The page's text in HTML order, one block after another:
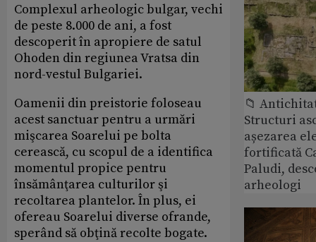
Complexul arheologic bulgar, vechi
de peste 8.000 de ani, a fost
descoperit în apropiere de satul
Ohoden din regiunea Vratsa din
nord-vestul Bulgariei.
Oamenii din preistorie foloseau
acest sanctuar pentru a urmări
mişcarea Soarelui pe bolta
cerească, cu scopul de a identifica
momentul propice pentru
însămânţarea culturilor şi
recoltarea plantelor. În plus, ei
ofereau Soarelui diverse ofrande,
sperând să obţină recolte bogate.
📁
Structuri
așezarea
fortificată
Paludi,
arheologi